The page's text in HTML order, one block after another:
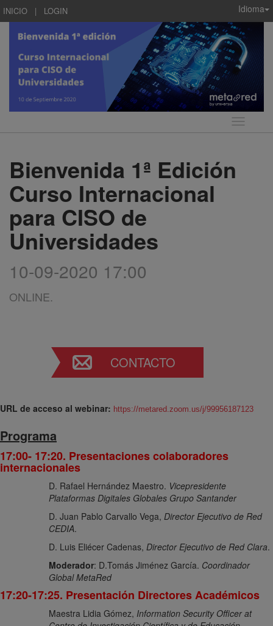
INICIO | LOGIN Idioma
Idioma
Bienvenida 1ª Edición
Curso Internacional
para CISO de
Universidades
10-09-2020 17:00
ONLINE.
CONTACTO
URL de acceso al webinar: https://metared.zoom.us/j/99956187123
Programa
17:00- 17:20. Presentaciones colaboradores
internacionales
D. Rafael Hernández Maestro. Vicepresidente
Plataformas Digitales Globales Grupo Santander
D. Juan Pablo Carvallo Vega, Director Ejecutivo de Red
CEDIA.
D. Luis Eliécer Cadenas, Director Ejecutivo de Red Clara.
Moderador: D.Tomás Jiménez García. Coordinador
Global MetaRed
17:20-17:25. Presentación Directores Académicos
Maestra Lidia Gómez, Information Security Officer at